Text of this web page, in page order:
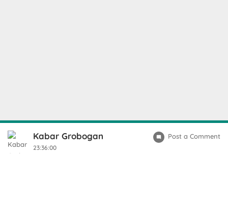
Kabar Grobogan
23:36:00
Post a Comment